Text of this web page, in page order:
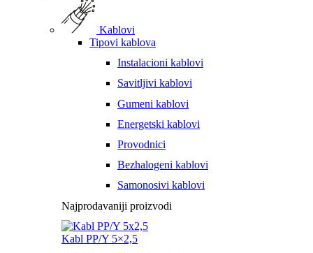
Kablovi
Tipovi kablova
Instalacioni kablovi
Savitljivi kablovi
Gumeni kablovi
Energetski kablovi
Provodnici
Bezhalogeni kablovi
Samonosivi kablovi
Najprodavaniji proizvodi
Kabl PP/Y 5×2,5